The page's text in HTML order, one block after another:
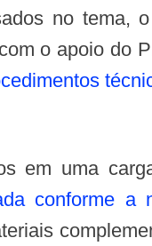
no tema, o
o apoio do
em uma
conforme a